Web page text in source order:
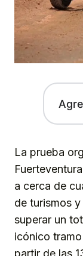
La prueba
a cerca de
de turismos
superar un
icónico
partir de las